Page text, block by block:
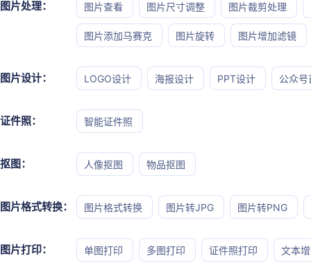
图片处理： 图片查看 图片尺寸调整 图片裁剪处理
图片添加马赛克 图片旋转 图片增加滤镜
图片设计： LOGO设计 海报设计 PPT设计 公众号
证件照： 智能证件照
抠图： 人像抠图 物品抠图
图片格式转换： 图片格式转换 图片转JPG 图片转PNG
图片打印： 单图打印 多图打印 证件照打印 文本